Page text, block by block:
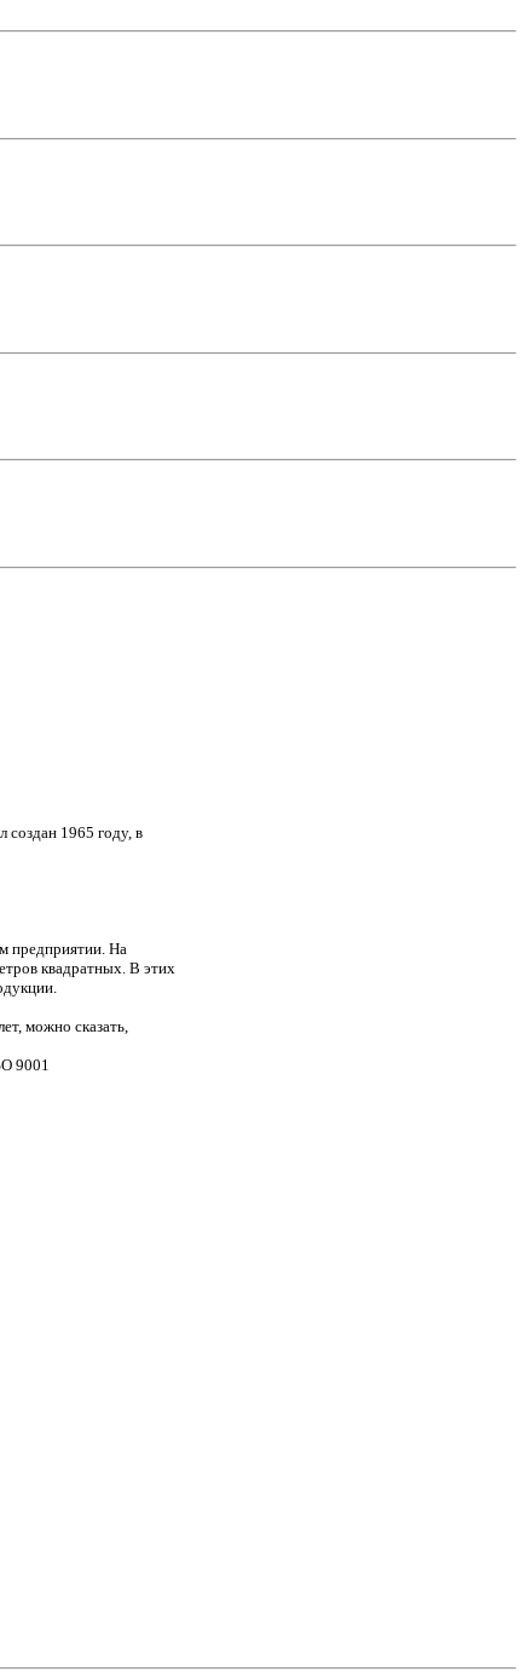
создан 1965 году, в
предприятии. На
квадратных. В этих
можно сказать,
9001